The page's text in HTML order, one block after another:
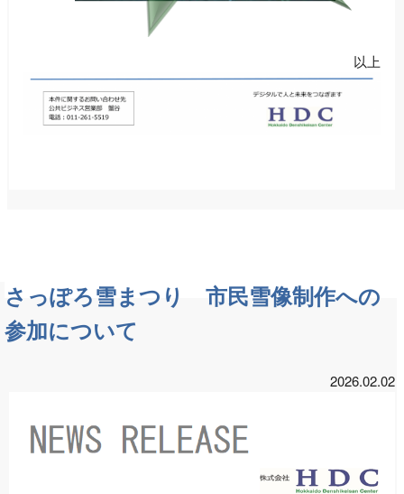
以上
さっぽろ雪まつり 市民雪像制作への
参加について
2026.02.02